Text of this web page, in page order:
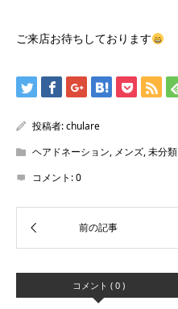
ご来店お待ちしております
投稿者:chulare
ヘアドネーション, メンズ,未分類
コメント:0
コメント ( 0 )